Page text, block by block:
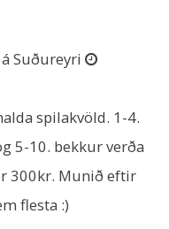
Suðureyri
spilakvöld. 1-4.
5-10. bekkur verða
300kr. Munið eftir
flesta :)